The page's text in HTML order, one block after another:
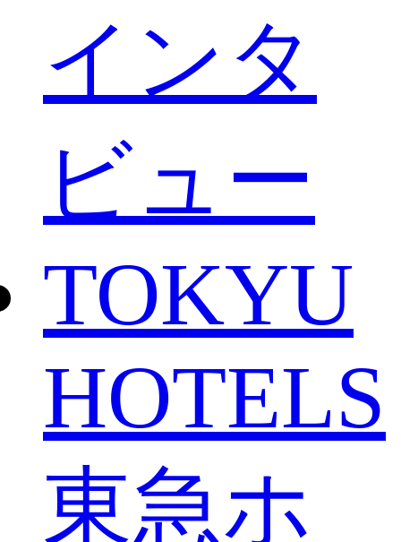
インタ
ビュー
TOKYU
HOTELS
東急ホ